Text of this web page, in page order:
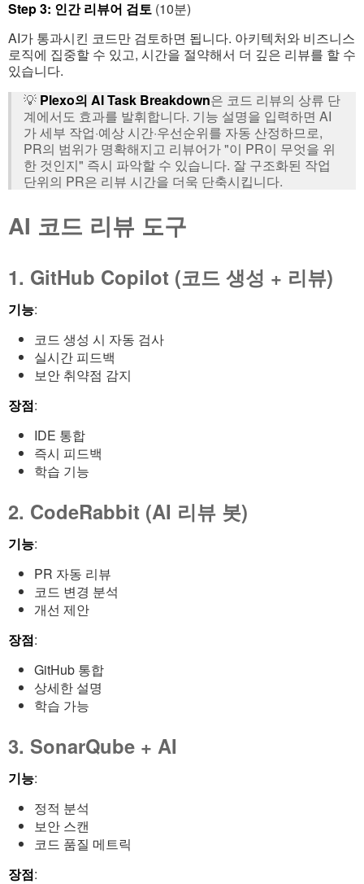
Step 3: 인간 리뷰어 검토 (10분)
AI가 통과시킨 코드만 검토하면 됩니다. 아키텍처와 비즈니스
로직에 집중할 수 있고, 시간을 절약해서 더 깊은 리뷰를 할 수
있습니다.
💡 Plexo의 AI Task Breakdown은 코드 리뷰의 상류 단
계에서도 효과를 발휘합니다. 기능 설명을 입력하면 AI
가 세부 작업·예상 시간·우선순위를 자동 산정하므로,
PR의 범위가 명확해지고 리뷰어가 "이 PR이 무엇을 위
한 것인지" 즉시 파악할 수 있습니다. 잘 구조화된 작업
단위의 PR은 리뷰 시간을 더욱 단축시킵니다.
AI 코드 리뷰 도구
1. GitHub Copilot (코드 생성 + 리뷰)
기능:
코드 생성 시 자동 검사
실시간 피드백
보안 취약점 감지
장점:
IDE 통합
즉시 피드백
학습 기능
2. CodeRabbit (AI 리뷰 봇)
기능:
PR 자동 리뷰
코드 변경 분석
개선 제안
장점:
GitHub 통합
상세한 설명
학습 가능
3. SonarQube + AI
기능:
정적 분석
보안 스캔
코드 품질 메트릭
장점: